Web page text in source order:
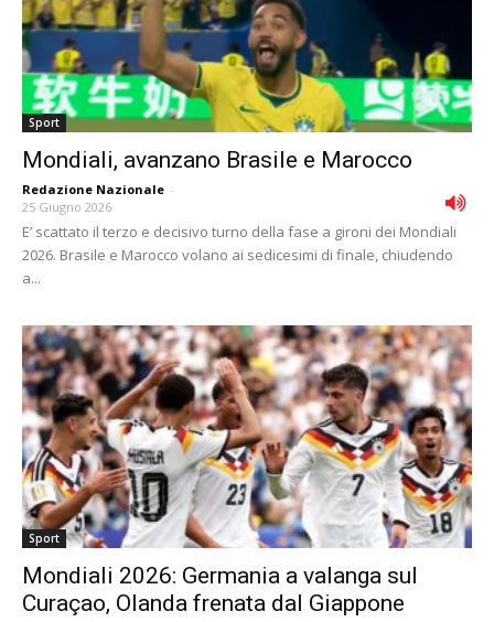
Sport
Mondiali, avanzano Brasile e Marocco
Redazione Nazionale -
25 Giugno 2026
E’ scattato il terzo e decisivo turno della fase a gironi dei Mondiali
2026. Brasile e Marocco volano ai sedicesimi di finale, chiudendo
a...
Sport
Mondiali 2026: Germania a valanga sul
Curaçao, Olanda frenata dal Giappone